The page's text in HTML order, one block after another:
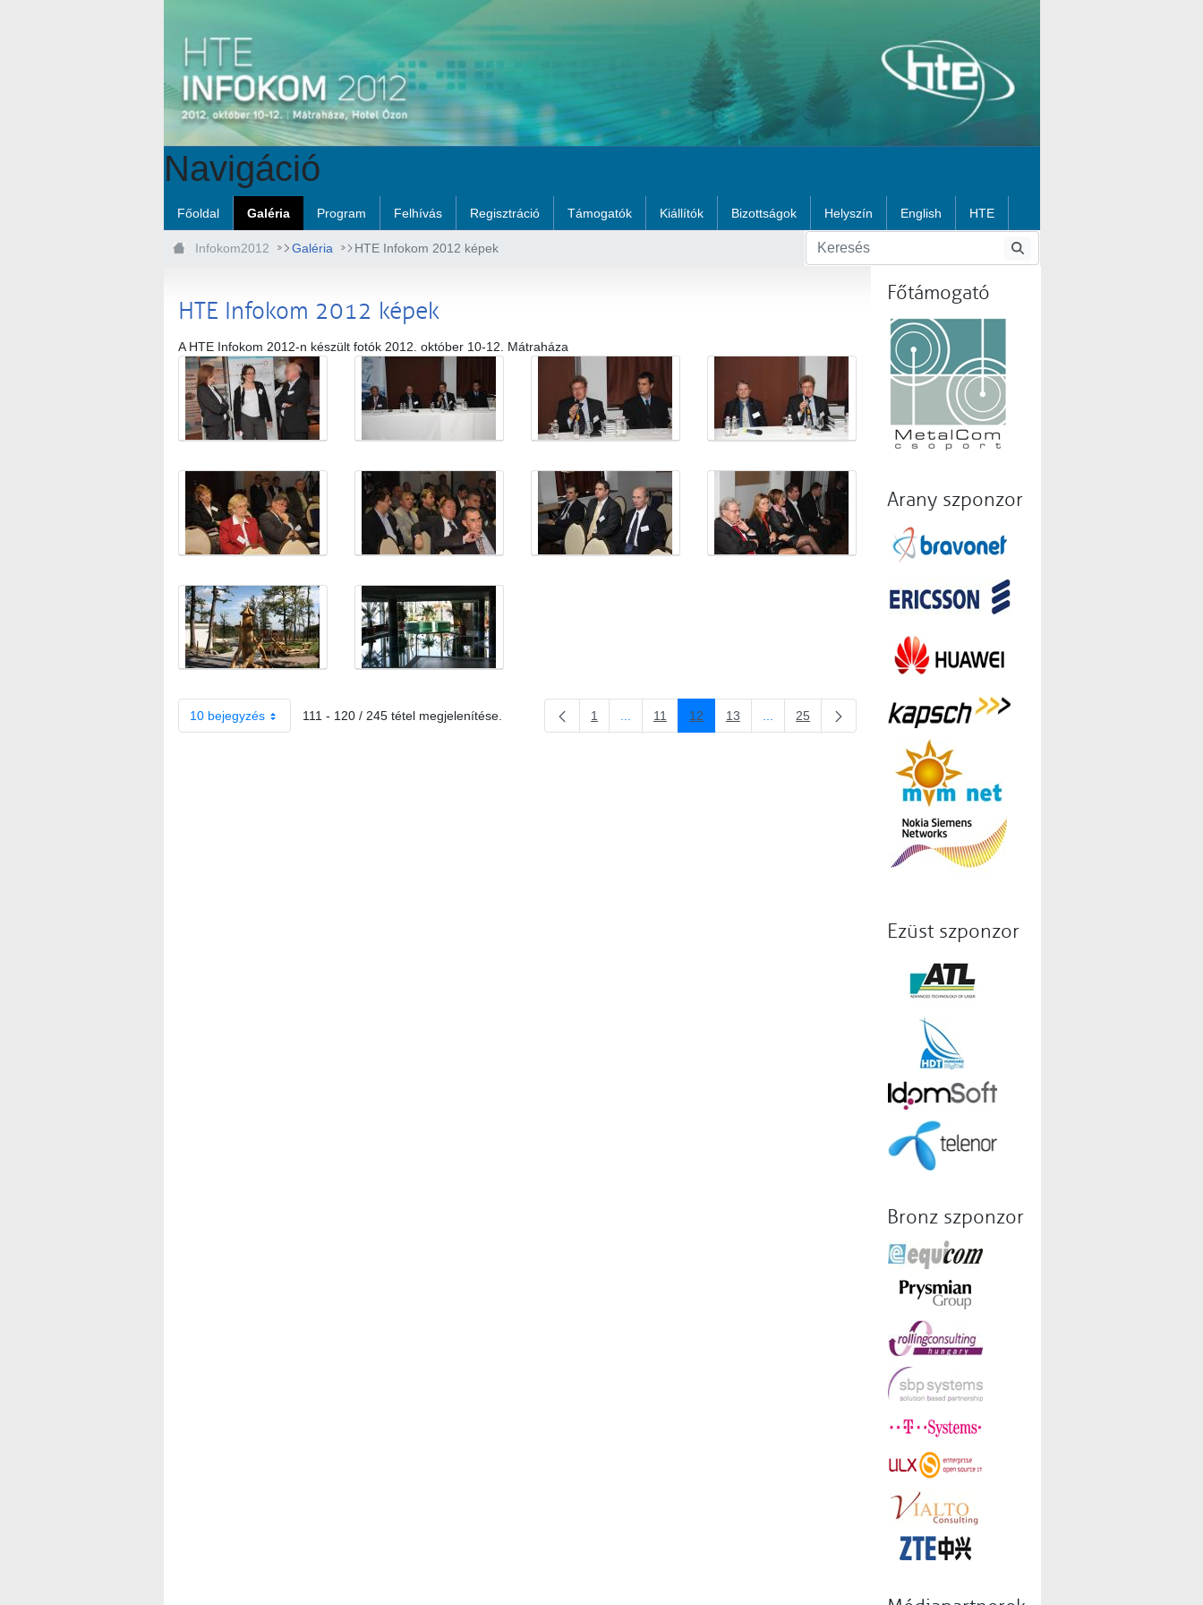
Navigáció
Főoldal Galéria Program Felhívás Regisztráció Támogatók Kiállítók Bizottságok Helyszín English HTE
Infokom2012 Galéria HTE Infokom 2012 képek
HTE Infokom 2012 képek
A HTE Infokom 2012-n készült fotók 2012. október 10-12. Mátraháza
Médiatár
10 bejegyzés 111 - 120 / 245 tétel megjelenítése. Oldal
1 Köztes oldalak Navigáljon a TAB billentyűvel.
Oldal
11 Oldal
12 Oldal
13 Köztes oldalak Navigáljon a TAB billentyűvel.
Oldal
25
Főtámogató
Arany szponzor
Ezüst szponzor
Bronz szponzor